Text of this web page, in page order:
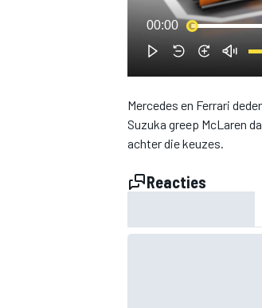
INDYCAR
00:00
Mercedes en Ferrari
Suzuka greep McLaren
achter die keuzes.
Reacties